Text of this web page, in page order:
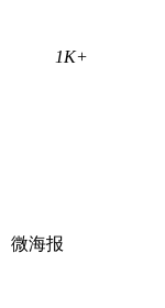
1K+
微海报